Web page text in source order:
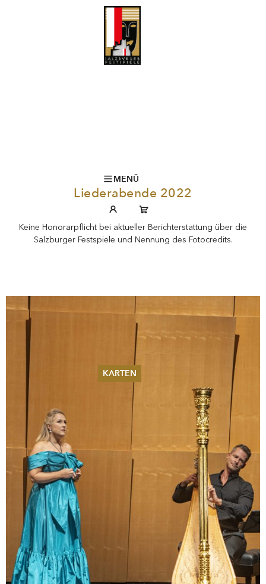
MENÜ
KARTEN
Gutscheine
Liederabende 2022
Keine Honorarpflicht bei aktueller Berichterstattung über die
Salzburger Festspiele und Nennung des Fotocredits.